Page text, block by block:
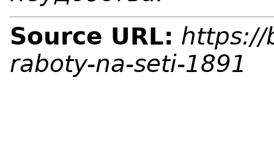
Source URL: https://
raboty-na-seti-1891